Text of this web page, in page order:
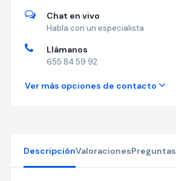
Chat en vivo
Habla con un especialista
Llámanos
655 84 59 92
Ver más opciones de contacto
DescripciónValoracionesPreguntas